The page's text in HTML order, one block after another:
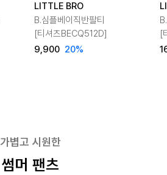
LITTLE BRO
B.심플베이직반팔티
[티셔츠BECQ512D]
9,900 20%
[
가볍고 시원한
썸머 팬츠